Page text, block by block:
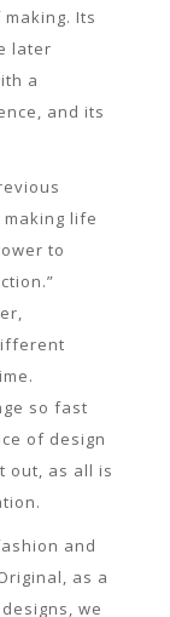
Its
later
a
and its
life
to
so fast
of design
out, as all is
and
as a
we